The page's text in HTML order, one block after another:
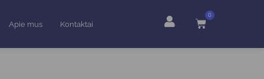
Apie mus Kontaktai
0